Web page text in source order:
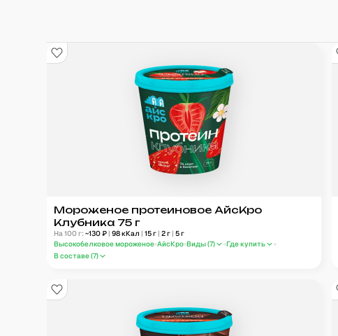
Мороженое протеиновое АйсКро
Клубника 75 г
На 100 г: ~130₽ | 98кКал | 15г | 2г | 5г
Высокобелковое мороженое АйсКро Виды (7)
Где купить
В составе (7)